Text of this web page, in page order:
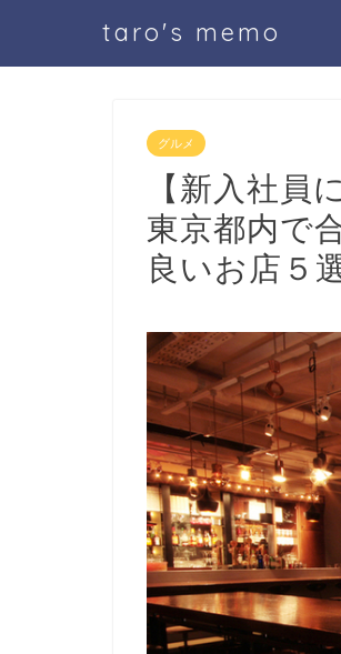
taro's memo
グルメ
【新入社員
東京都内で
良いお店５